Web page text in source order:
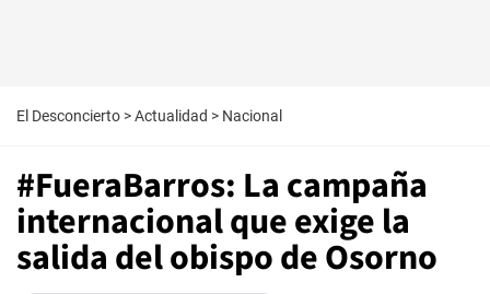
El Desconcierto >Actualidad > Nacional
#FueraBarros: La campaña
internacional que exige la
salida del obispo de Osorno